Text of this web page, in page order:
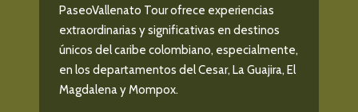
PaseoVallenato Tour ofrece experiencias
extraordinarias y significativas en destinos
únicos del caribe colombiano, especialmente,
en los departamentos del Cesar, La Guajira, El
Magdalena y Mompox.